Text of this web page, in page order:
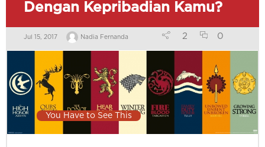
Dengan Kepribadian Kamu?
Jul 15, 2017 Nadia Fernanda 2 0
You Have to See This